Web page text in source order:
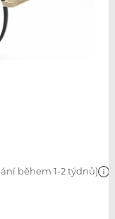
během 1-2 týdnů)